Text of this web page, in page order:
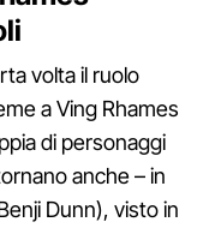
volta il ruolo
a Ving Rhames
di personaggi
anche – in
Dunn), visto in